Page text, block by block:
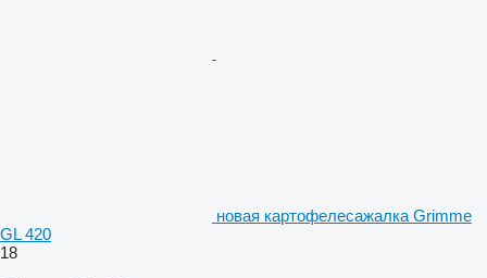
новая картофелесажалка Grimme
GL 420
18